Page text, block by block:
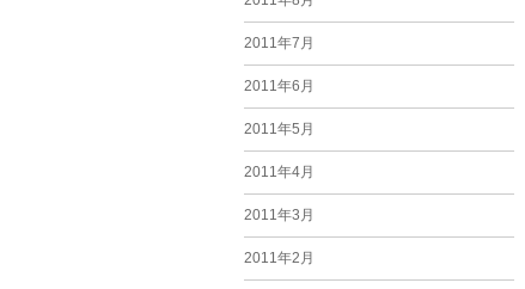
2011年7月
2011年6月
2011年5月
2011年4月
2011年3月
2011年2月